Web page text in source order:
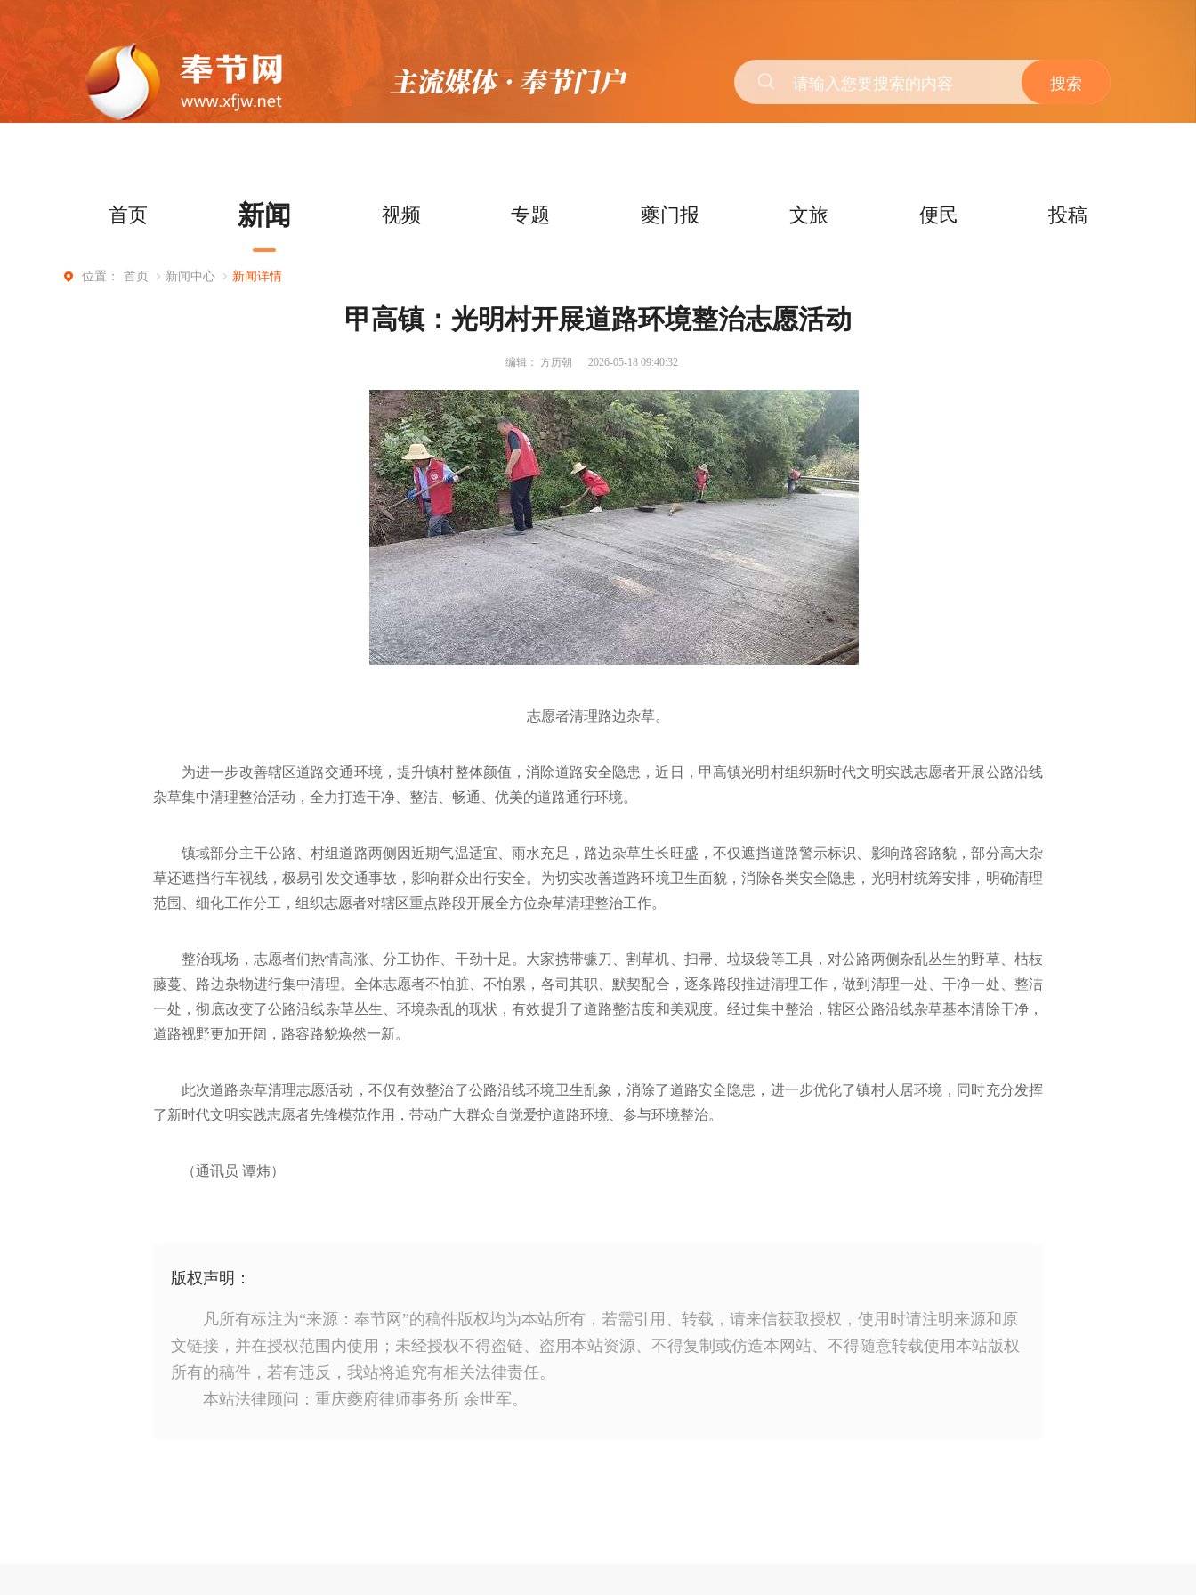
搜索
首页 新闻 视频 专题 夔门报 文旅 便民 投稿
位置： 首页 新闻中心 新闻详情
甲高镇：光明村开展道路环境整治志愿活动
编辑： 方历朝 2026-05-18 09:40:32
志愿者清理路边杂草。
为进一步改善辖区道路交通环境，提升镇村整体颜值，消除道路安全隐患，近日，甲高镇光明村组织新时代文明实践志愿者开展公路沿线
杂草集中清理整治活动，全力打造干净、整洁、畅通、优美的道路通行环境。
镇域部分主干公路、村组道路两侧因近期气温适宜、雨水充足，路边杂草生长旺盛，不仅遮挡道路警示标识、影响路容路貌，部分高大杂
草还遮挡行车视线，极易引发交通事故，影响群众出行安全。为切实改善道路环境卫生面貌，消除各类安全隐患，光明村统筹安排，明确清理
范围、细化工作分工，组织志愿者对辖区重点路段开展全方位杂草清理整治工作。
整治现场，志愿者们热情高涨、分工协作、干劲十足。大家携带镰刀、割草机、扫帚、垃圾袋等工具，对公路两侧杂乱丛生的野草、枯枝
藤蔓、路边杂物进行集中清理。全体志愿者不怕脏、不怕累，各司其职、默契配合，逐条路段推进清理工作，做到清理一处、干净一处、整洁
一处，彻底改变了公路沿线杂草丛生、环境杂乱的现状，有效提升了道路整洁度和美观度。经过集中整治，辖区公路沿线杂草基本清除干净，
道路视野更加开阔，路容路貌焕然一新。
此次道路杂草清理志愿活动，不仅有效整治了公路沿线环境卫生乱象，消除了道路安全隐患，进一步优化了镇村人居环境，同时充分发挥
了新时代文明实践志愿者先锋模范作用，带动广大群众自觉爱护道路环境、参与环境整治。
（通讯员 谭炜）
版权声明：
凡所有标注为“来源：奉节网”的稿件版权均为本站所有，若需引用、转载，请来信获取授权，使用时请注明来源和原
文链接，并在授权范围内使用；未经授权不得盗链、盗用本站资源、不得复制或仿造本网站、不得随意转载使用本站版权
所有的稿件，若有违反，我站将追究有相关法律责任。
本站法律顾问：重庆夔府律师事务所 余世军。